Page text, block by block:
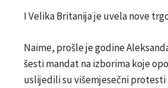
I Velika Britanija je uvela nove
Naime, prošle je godine
šesti mandat na izborima koje
uslijedili su višemjesečni